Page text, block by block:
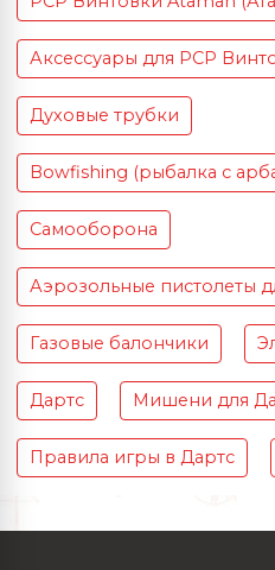
Аксессуары для PCP
Духовые трубки
Bowfishing (рыбалка с
Самооборона
Аэрозольные пистолеты
Газовые балончики
Дартс Мишени для
Правила игры в Дартс